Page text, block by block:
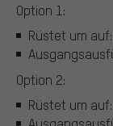
Option 1:
Rüstet um auf:
Option 2:
Rüstet um auf: